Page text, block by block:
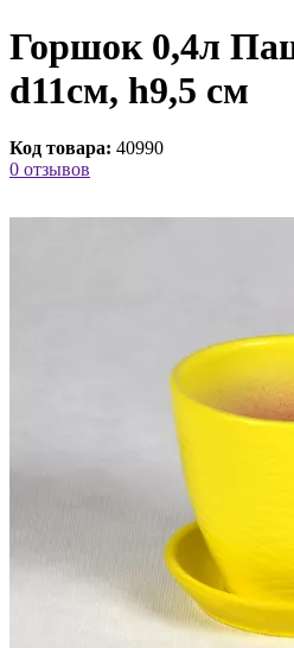
Горшок 0,4л
d11см, h9,5 см
Код товара: 40990
0 отзывов